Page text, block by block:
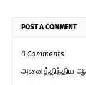
POST A COMMENT
0 Comments
அனைத்திந்திய